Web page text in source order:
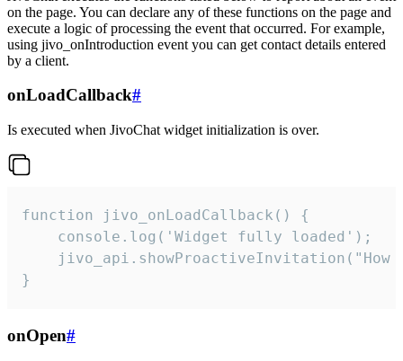
on the page. You can declare any of these functions on the page and
execute a logic of processing the event that occurred. For example,
using jivo_onIntroduction event you can get contact details entered
by a client.
onLoadCallback#
Is executed when JivoChat widget initialization is over.
function jivo_onLoadCallback() {
    console.log('Widget fully loaded');
jivo_api.showProactiveInvitation("How
}
onOpen#